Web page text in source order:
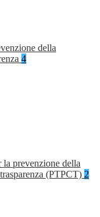
della
4
la prevenzione della
(PTPCT) 2